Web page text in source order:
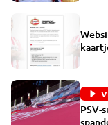
PSV-